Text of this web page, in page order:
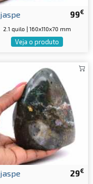
99€
jaspe
2.1 quilo | 160x110x70 mm
Veja o produto
29€
jaspe